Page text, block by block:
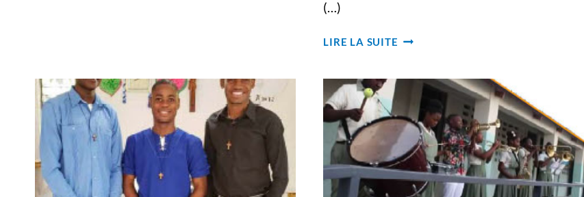
(…)
LIRE LA SUITE TÉMOIGNAGES
D’HAÏTI